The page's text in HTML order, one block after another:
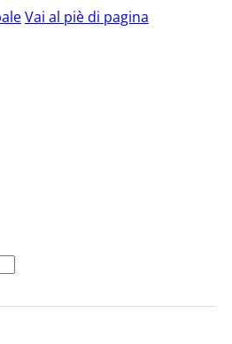
Vai al piè di pagina